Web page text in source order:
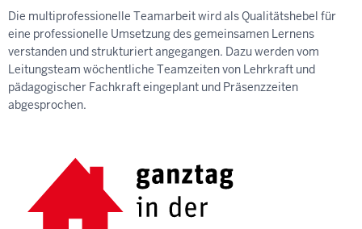
Die multiprofessionelle Teamarbeit wird als Qualitätshebel für
eine professionelle Umsetzung des gemeinsamen Lernens
verstanden und strukturiert angegangen. Dazu werden vom
Leitungsteam wöchentliche Teamzeiten von Lehrkraft und
pädagogischer Fachkraft eingeplant und Präsenzzeiten
abgesprochen.